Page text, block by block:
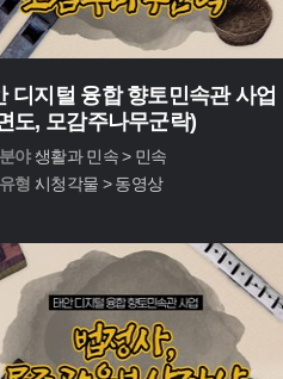
디지털 융합 향토민속관 사업
도, 모감주나무군락)
야 :생활과 민속 > 민속
형 :시청각물 > 동영상